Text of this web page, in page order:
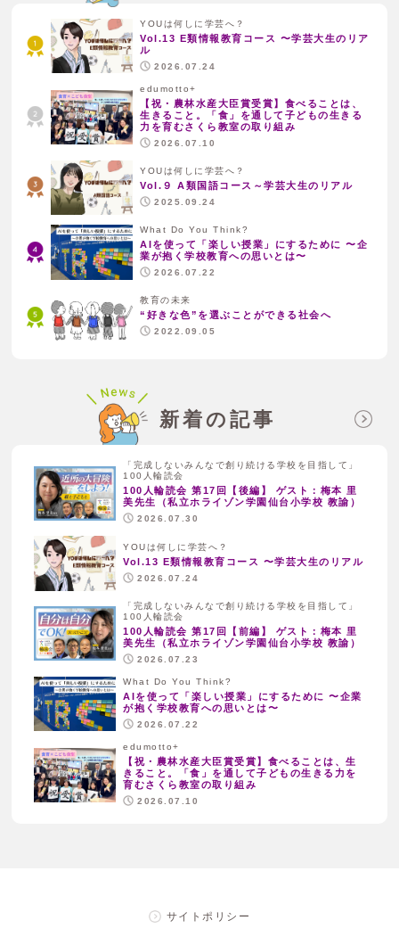
YOUは何しに学芸へ？
Vol.13 E類情報教育コース 〜学芸大生のリア
ル
2026.07.24
edumotto+
【祝・農林水産大臣賞受賞】食べることは、
生きること。「食」を通して子どもの生きる
力を育むさくら教室の取り組み
2026.07.10
YOUは何しに学芸へ？
Vol.９ A類国語コース～学芸大生のリアル
2025.09.24
What Do You Think?
AIを使って「楽しい授業」にするために 〜企
業が抱く学校教育への思いとは〜
2026.07.22
教育の未来
“好きな色”を選ぶことができる社会へ
2022.09.05
新着の記事
「完成しないみんなで創り続ける学校を目指して」
100人輪読会
100人輪読会 第17回【後編】 ゲスト：梅本 里
美先生（私立ホライゾン学園仙台小学校 教諭）
2026.07.30
YOUは何しに学芸へ？
Vol.13 E類情報教育コース 〜学芸大生のリアル
2026.07.24
「完成しないみんなで創り続ける学校を目指して」
100人輪読会
100人輪読会 第17回【前編】 ゲスト：梅本 里
美先生（私立ホライゾン学園仙台小学校 教諭）
2026.07.23
What Do You Think?
AIを使って「楽しい授業」にするために 〜企業
が抱く学校教育への思いとは〜
2026.07.22
edumotto+
【祝・農林水産大臣賞受賞】食べることは、生
きること。「食」を通して子どもの生きる力を
育むさくら教室の取り組み
2026.07.10
サイトポリシー